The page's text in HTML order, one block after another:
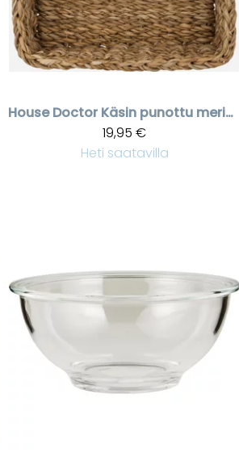
House Doctor
Käsin punottu meriheinäkori
19,95 €
Heti saatavilla